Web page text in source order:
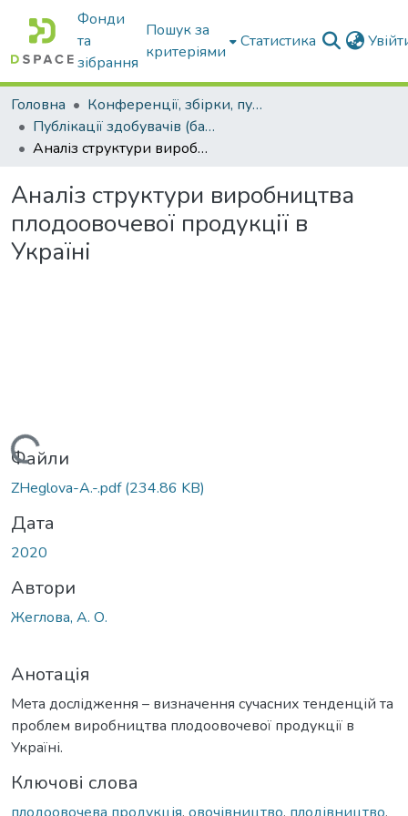
Фонди
та
зібрання
Пошук за
критеріями
Статистика
Головна
Конференції, збірки, публікації молодих вчених і здобувачів : магістрів, бакалаврів, аспірантів.
Публікації здобувачів (бакалаврів. магістрів, аспірантів)
Аналіз структури виробництва плодоовочевої продукції в Україні
Аналіз структури виробництва
плодоовочевої продукції в
Україні
Вантажиться...
Файли
ZHeglova-A.-.pdf(234.86 KB)
Дата
2020
Автори
Жеглова, А. О.
Анотація
Мета дослідження – визначення сучасних тенденцій та
проблем виробництва плодоовочевої продукції в
Україні.
Ключові слова